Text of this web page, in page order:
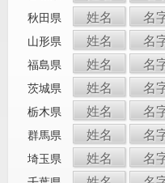
秋田県 姓名 名
山形県 姓名 名
福島県 姓名 名
茨城県 姓名 名
栃木県 姓名 名
群馬県 姓名 名
埼玉県 姓名 名